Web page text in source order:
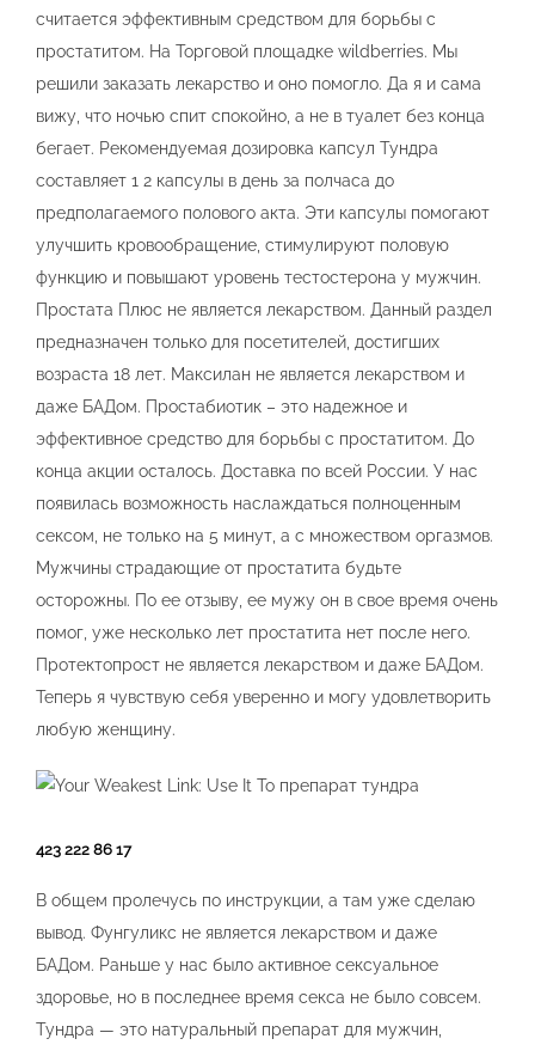
считается эффективным средством для борьбы с
простатитом. На Торговой площадке wildberries. Мы
решили заказать лекарство и оно помогло. Да я и сама
вижу, что ночью спит спокойно, а не в туалет без конца
бегает. Рекомендуемая дозировка капсул Тундра
составляет 1 2 капсулы в день за полчаса до
предполагаемого полового акта. Эти капсулы помогают
улучшить кровообращение, стимулируют половую
функцию и повышают уровень тестостерона у мужчин.
Простата Плюс не является лекарством. Данный раздел
предназначен только для посетителей, достигших
возраста 18 лет. Максилан не является лекарством и
даже БАДом. Простабиотик – это надежное и
эффективное средство для борьбы с простатитом. До
конца акции осталось. Доставка по всей России. У нас
появилась возможность наслаждаться полноценным
сексом, не только на 5 минут, а с множеством оргазмов.
Мужчины страдающие от простатита будьте
осторожны. По ее отзыву, ее мужу он в свое время очень
помог, уже несколько лет простатита нет после него.
Протектопрост не является лекарством и даже БАДом.
Теперь я чувствую себя уверенно и могу удовлетворить
любую женщину.
423 222 86 17
В общем пролечусь по инструкции, а там уже сделаю
вывод. Фунгуликс не является лекарством и даже
БАДом. Раньше у нас было активное сексуальное
здоровье, но в последнее время секса не было совсем.
Тундра — это натуральный препарат для мужчин,